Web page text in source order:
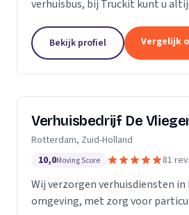
verhuisbus, bij Truckit kunt u
klanten geholpen door heel
Bekijk profiel Vergelijk
Verhuisbedrijf De
Rotterdam, Zuid-Holland
10,0Moving Score 81
Wij verzorgen verhuisdiensten
omgeving, met zorg voor